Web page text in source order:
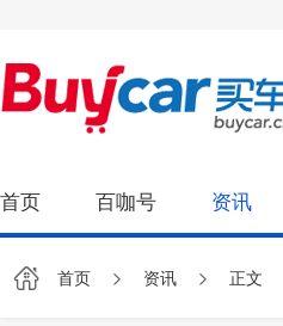
首页 百咖号 资讯
首页 资讯 正文